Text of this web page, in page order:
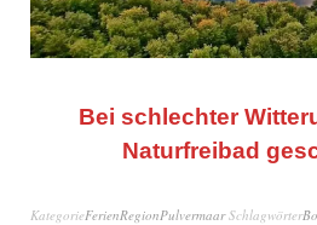
Bei schlechter
Naturfreibad
KategorieFerienRegionPulvermaar Schlagwörter